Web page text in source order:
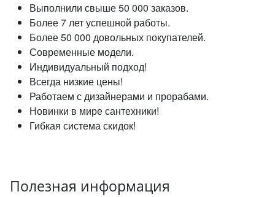
Выполнили свыше 50 000 заказов.
Более 7 лет успешной работы.
Более 50 000 довольных покупателей.
Современные модели.
Индивидуальный подход!
Всегда низкие цены!
Работаем с дизайнерами и прорабами.
Новинки в мире сантехники!
Гибкая система скидок!
Полезная информация